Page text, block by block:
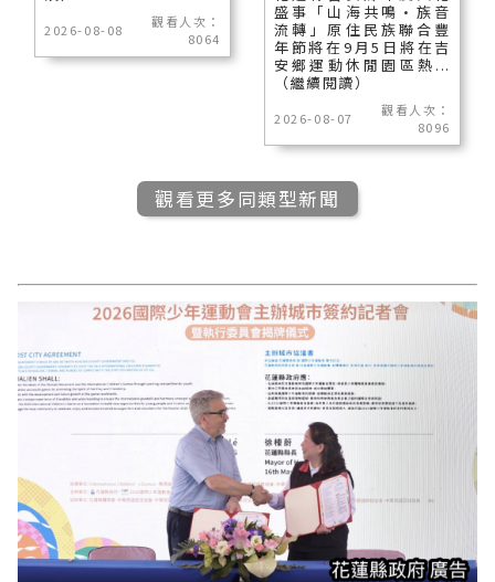
2026-08-08
觀看人次：
8064
盛事「山海共鳴•族音
流轉」原住民族聯合豐
年節將在9月5日將在吉
安鄉運動休閒園區熱...
（繼續閱讀）
2026-08-07
觀看人次：
8096
觀看更多同類型新聞